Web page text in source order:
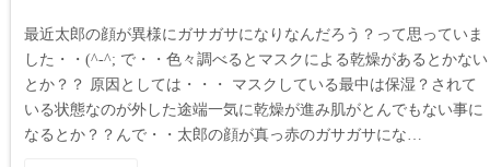
最近太郎の顔が異様にガサガサになりなんだろう？って思っていま
した・・(^-^; で・・色々調べるとマスクによる乾燥があるとかない
とか？？ 原因としては・・・ マスクしている最中は保湿？されて
いる状態なのが外した途端一気に乾燥が進み肌がとんでもない事に
なるとか？？んで・・太郎の顔が真っ赤のガサガサにな…